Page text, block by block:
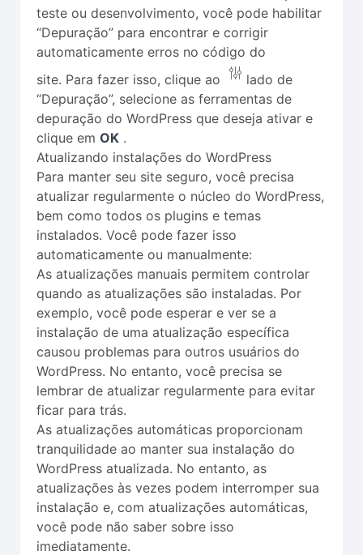
teste ou desenvolvimento, você pode habilitar
“Depuração” para encontrar e corrigir
automaticamente erros no código do
site. Para fazer isso, clique ao
lado de
“Depuração”, selecione as ferramentas de
depuração do WordPress que deseja ativar e
clique em OK .
Atualizando instalações do WordPress
Para manter seu site seguro, você precisa
atualizar regularmente o núcleo do WordPress,
bem como todos os plugins e temas
instalados. Você pode fazer isso
automaticamente ou manualmente:
As atualizações manuais permitem controlar
quando as atualizações são instaladas. Por
exemplo, você pode esperar e ver se a
instalação de uma atualização específica
causou problemas para outros usuários do
WordPress. No entanto, você precisa se
lembrar de atualizar regularmente para evitar
ficar para trás.
As atualizações automáticas proporcionam
tranquilidade ao manter sua instalação do
WordPress atualizada. No entanto, as
atualizações às vezes podem interromper sua
instalação e, com atualizações automáticas,
você pode não saber sobre isso
imediatamente.